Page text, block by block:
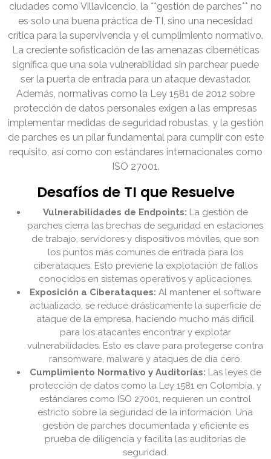
ciudades como Villavicencio, la **gestión de parches** no
es solo una buena práctica de TI, sino una necesidad
crítica para la supervivencia y el cumplimiento normativo.
La creciente sofisticación de las amenazas cibernéticas
significa que una sola vulnerabilidad sin parchear puede
ser la puerta de entrada para un ataque devastador.
Además, normativas como la Ley 1581 de 2012 sobre
protección de datos personales exigen a las empresas
implementar medidas de seguridad robustas, y la gestión
de parches es un pilar fundamental para cumplir con este
requisito, así como con estándares internacionales como
ISO 27001.
Desafíos de TI que Resuelve
Vulnerabilidades de Endpoints: La gestión de
parches cierra las brechas de seguridad en estaciones
de trabajo, servidores y dispositivos móviles, que son
los puntos más comunes de entrada para los
ciberataques. Esto previene la explotación de fallos
conocidos en sistemas operativos y aplicaciones.
Exposición a Ciberataques: Al mantener el software
actualizado, se reduce drásticamente la superficie de
ataque de la empresa, haciendo mucho más difícil
para los atacantes encontrar y explotar
vulnerabilidades. Esto es clave para protegerse contra
ransomware, malware y ataques de día cero.
Cumplimiento Normativo y Auditorías: Las leyes de
protección de datos como la Ley 1581 en Colombia, y
estándares como ISO 27001, requieren un control
estricto sobre la seguridad de la información. Una
gestión de parches documentada y eficiente es
prueba de diligencia y facilita las auditorías de
seguridad.